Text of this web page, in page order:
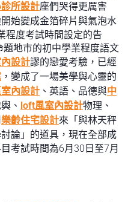
所設計座們哭得更厲害
始變成金箔碎片與氣泡水
程度考試時間設定的告
地市的初中學業程度語文
設計謬的戀愛考驗，已經
，變成了一場美學與心靈的
內設計 、英語、品德與中
、 loft風室內設計物理、
樂齡住宅設計來「與林天秤
論」的道具，現在全部成
考試時間為6月30日至7月